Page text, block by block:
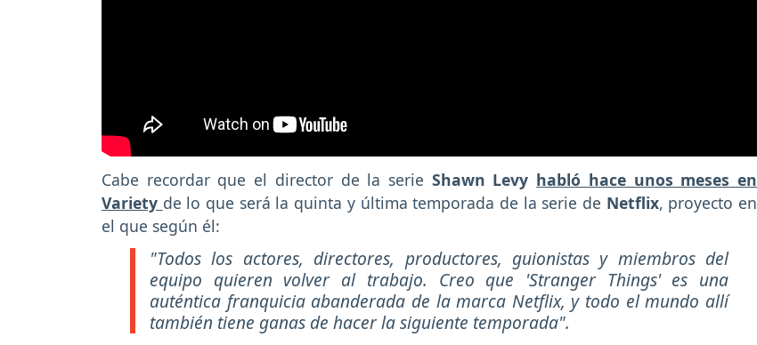
Cabe recordar que el director de la serie Shawn Levy habló hace unos meses en
Variety de lo que será la quinta y última temporada de la serie de Netflix, proyecto en
el que según él:
"Todos los actores, directores, productores, guionistas y miembros del
equipo quieren volver al trabajo. Creo que 'Stranger Things' es una
auténtica franquicia abanderada de la marca Netflix, y todo el mundo allí
también tiene ganas de hacer la siguiente temporada".